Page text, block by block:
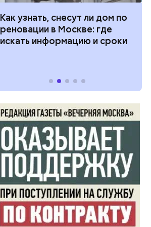
Как узнать, снесут ли дом по
реновации в Москве: где
искать информацию и сроки